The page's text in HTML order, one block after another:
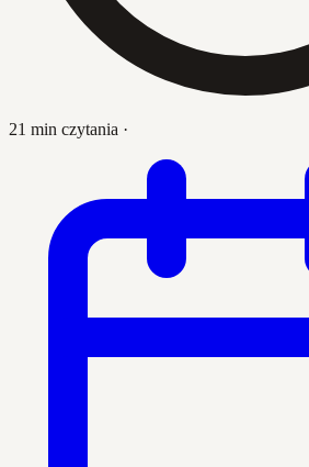
21 min czytania ·